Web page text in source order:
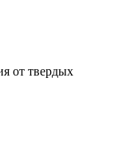
от твердых